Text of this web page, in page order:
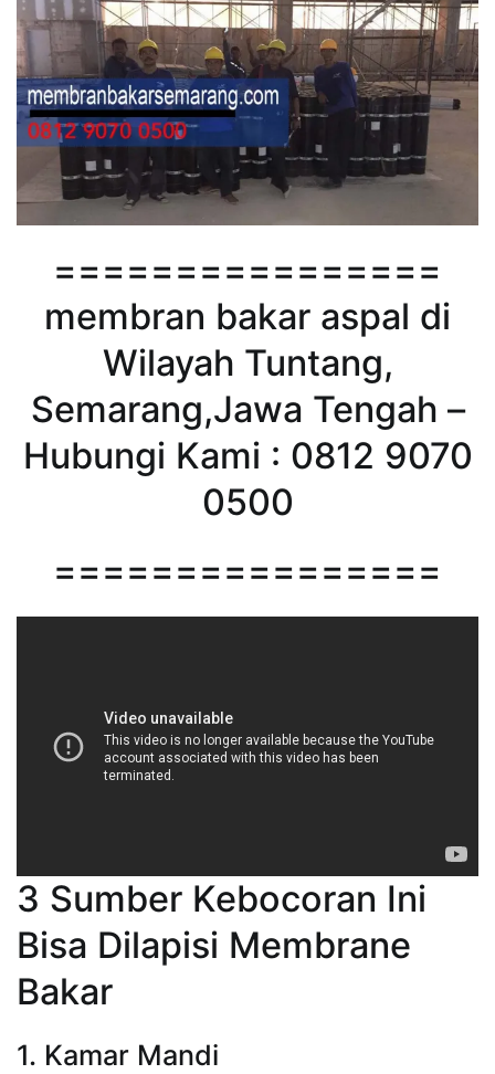
================
membran bakar aspal di
Wilayah Tuntang,
Semarang,Jawa Tengah –
Hubungi Kami : 0812 9070
0500
================
3 Sumber Kebocoran Ini
Bisa Dilapisi Membrane
Bakar
1. Kamar Mandi